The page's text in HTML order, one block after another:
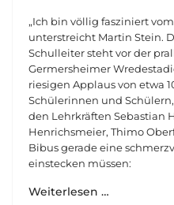
„Ich bin völlig fasziniert
unterstreicht Martin Stein.
Schulleiter steht vor der
Germersheimer
riesigen Applaus von etwa
Schülerinnen und
den Lehrkräften Sebastian
Henrichsmeier, Thimo
Bibus gerade eine
einstecken müssen:
Weiterlesen …